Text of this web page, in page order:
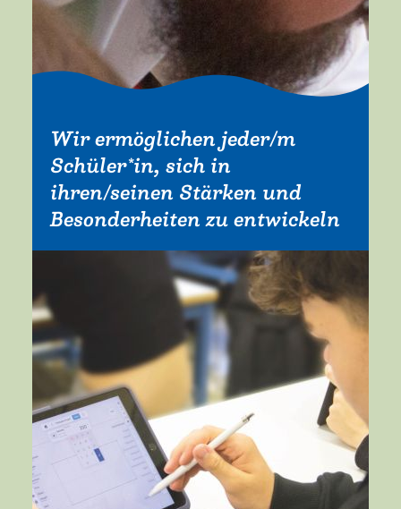
Wir ermöglichen jeder/m
Schüler*in, sich in
ihren/seinen Stärken und
Besonderheiten zu entwickeln